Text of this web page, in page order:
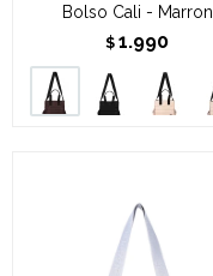
Bolso Cali - Marron
$ 1.990